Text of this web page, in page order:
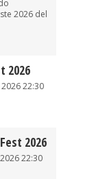
2026 del
2026
22:30
2026
22:30